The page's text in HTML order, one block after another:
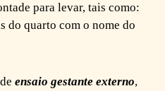
para levar, tais como:
do quarto com o nome do
ensaio gestante externo,